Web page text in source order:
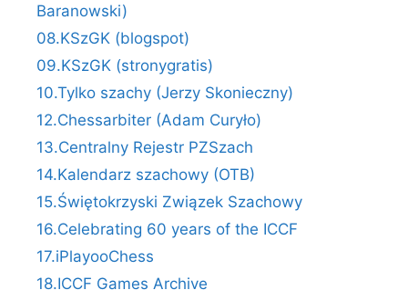
Baranowski)
08.KSzGK (blogspot)
09.KSzGK (stronygratis)
10.Tylko szachy (Jerzy Skonieczny)
12.Chessarbiter (Adam Curyło)
13.Centralny Rejestr PZSzach
14.Kalendarz szachowy (OTB)
15.Świętokrzyski Związek Szachowy
16.Celebrating 60 years of the ICCF
17.iPlayooChess
18.ICCF Games Archive